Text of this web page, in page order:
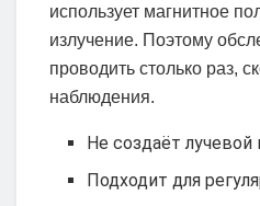
использует магнитное
излучение. Поэтому
проводить столько раз,
наблюдения.
Не создаёт лучевой
Подходит для